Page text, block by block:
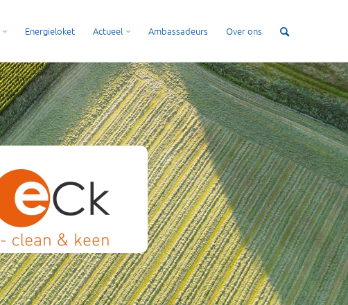
Energieloket Actueel Ambassadeurs Over ons